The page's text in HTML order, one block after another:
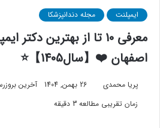
ایمپلنت مجله دندانپزشکا
معرفی 10 تا از بهترین
اصفهان ❤️【سال1405】⭐
پریا محمدی 26 بهمن, 1404 آخرین بروزرسانی: 27
زمان تقریبی مطالعه 3 دقیقه